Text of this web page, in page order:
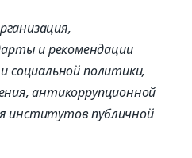
и рекомендации
социальной политики,
антикоррупционной
институтов публичной